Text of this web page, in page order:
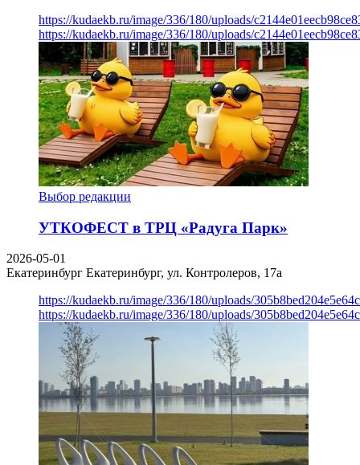
https://kudaekb.ru/image/336/180/uploads/
https://kudaekb.ru/image/336/180/uploads/
Выбор редакции
УТКОФЕСТ в ТРЦ «Радуга Парк»
2026-05-01
Екатеринбург Екатеринбург, ул. Контролеров, 17а
https://kudaekb.ru/image/336/180/uploads/
https://kudaekb.ru/image/336/180/uploads/